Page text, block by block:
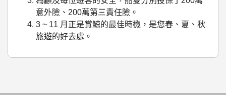
意外險、200萬第三責任險。
3 ~ 11 月正是賞鯨的最佳時機，是您春、夏、秋
旅遊的好去處。